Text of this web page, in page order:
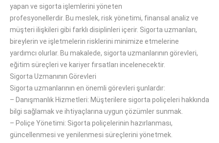
yapan ve sigorta işlemlerini yöneten
profesyonellerdir. Bu meslek, risk yönetimi, finansal analiz ve
müşteri ilişkileri gibi farklı disiplinleri içerir. Sigorta uzmanları,
bireylerin ve işletmelerin risklerini minimize etmelerine
yardımcı olurlar. Bu makalede, sigorta uzmanlarının görevleri,
eğitim süreçleri ve kariyer fırsatları incelenecektir.
Sigorta Uzmanının Görevleri
Sigorta uzmanlarının en önemli görevleri şunlardır:
– Danışmanlık Hizmetleri: Müşterilere sigorta poliçeleri hakkında
bilgi sağlamak ve ihtiyaçlarına uygun çözümler sunmak.
– Poliçe Yönetimi: Sigorta poliçelerinin hazırlanması,
güncellenmesi ve yenilenmesi süreçlerini yönetmek.